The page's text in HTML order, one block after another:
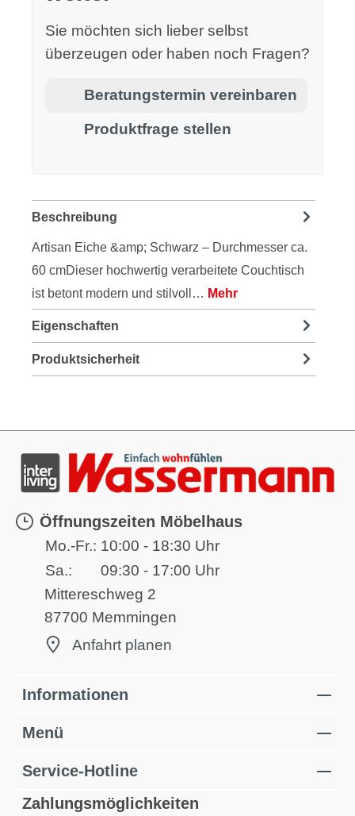
Sie möchten sich lieber selbst
überzeugen oder haben noch Fragen?
Beratungstermin vereinbaren
Produktfrage stellen
Beschreibung
Artisan Eiche &amp; Schwarz – Durchmesser ca.
60 cmDieser hochwertig verarbeitete Couchtisch
ist betont modern und stilvoll… Mehr
Eigenschaften
Produktsicherheit
Öffnungszeiten Möbelhaus
Mo.-Fr.: 10:00 - 18:30 Uhr
Sa.:
09:30 - 17:00 Uhr
Mittereschweg 2
87700 Memmingen
Anfahrt planen
Informationen
Menü
Service-Hotline
Zahlungsmöglichkeiten